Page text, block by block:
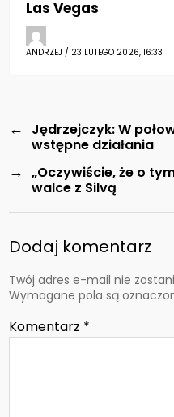
Las Vegas
ANDRZEJ / 23 LUTEGO 2026, 16:33
←
Jędrzejczyk: W
wstępne działania
→ „Oczywiście, że o
walce z Silvą
Dodaj komentarz
Twój adres e-mail nie
Wymagane pola są
Komentarz *